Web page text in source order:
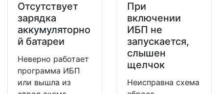
Отсутствует
зарядка
аккумуляторно
й батареи
Неверно работает
программа ИБП
или вышла из
При
включении
ИБП не
запускается,
слышен
щелчок
Неисправна схема